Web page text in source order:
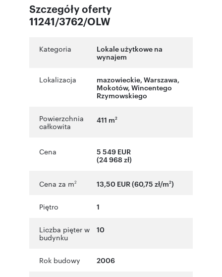
Szczegóły oferty
11241/3762/OLW
Kategoria
Lokale użytkowe na
wynajem
Lokalizacja mazowieckie, Warszawa,
Mokotów, Wincentego
Rzymowskiego
Powierzchnia
całkowita
411 m2
Cena
5 549 EUR
(24 968 zł)
Cena za m2 13,50 EUR (60,75 zł/m2)
Piętro 1
Liczba pięter w
budynku
10
Rok budowy 2006